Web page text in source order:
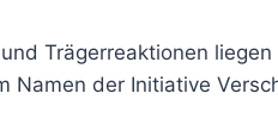
Trägerreaktionen
Namen der Initiative